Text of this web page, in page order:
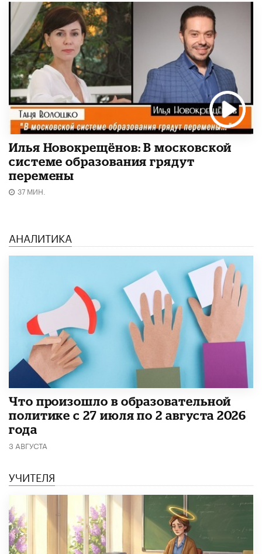
Илья Новокрещёнов: В московской
системе образования грядут
перемены
37 МИН.
АНАЛИТИКА
​Что произошло в образовательной
политике с 27 июля по 2 августа 2026
года
3 АВГУСТА
УЧИТЕЛЯ